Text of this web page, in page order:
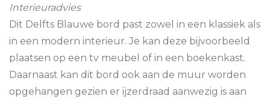
Interieuradvies
Dit Delfts Blauwe bord past zowel in een klassiek als
in een modern interieur. Je kan deze bijvoorbeeld
plaatsen op een tv meubel of in een boekenkast.
Daarnaast kan dit bord ook aan de muur worden
opgehangen gezien er ijzerdraad aanwezig is aan